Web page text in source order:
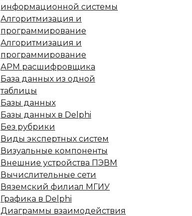
информационной системы
Алгоритмизация и
программирование
Алгоритмизация и
программирование
АРМ расшифровщика
База данных из одной
таблицы
Базы данных
Базы данных в Delphi
Без рубрики
Виды экспертных систем
Визуальные компоненты
Внешние устройства ПЭВМ
Вычислительные сети
Вяземский филиал МГИУ
Графика в Delphi
Диаграммы взаимодействия